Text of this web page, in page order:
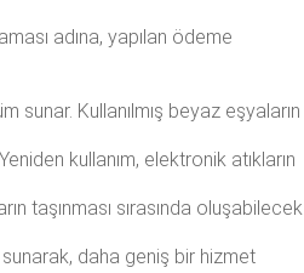
adına, yapılan ödeme
sunar. Kullanılmış beyaz eşyaların
kullanım, elektronik atıkların
taşınması sırasında oluşabilecek
daha geniş bir hizmet